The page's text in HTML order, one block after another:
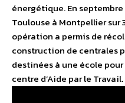
énergétique. En
Toulouse à Montpellier sur
opération a permis de
construction de centrales
destinées à une école
centre d’Aide par le Travail.